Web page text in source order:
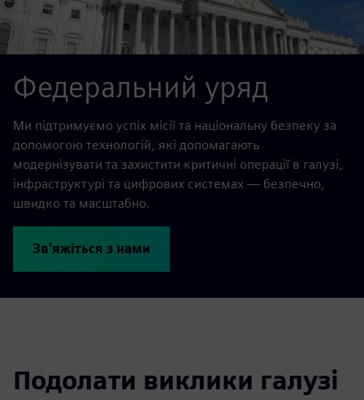
Федеральний уряд
Ми підтримуємо успіх місії та національну безпеку за
допомогою технологій, які допомагають
модернізувати та захистити критичні операції в галузі,
інфраструктурі та цифрових системах — безпечно,
швидко та масштабно.
Зв'яжіться з нами
Подолати виклики галузі